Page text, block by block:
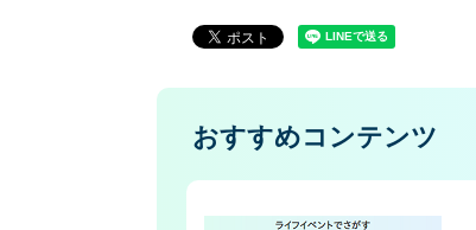
おすすめコンテンツ